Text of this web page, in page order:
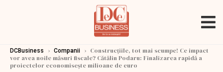
DCBusiness › Companii › Construcțiile, tot mai scumpe! Ce impact
vor avea noile măsuri fiscale? Cătălin Podaru: Finalizarea rapidă a
proiectelor economisește milioane de euro